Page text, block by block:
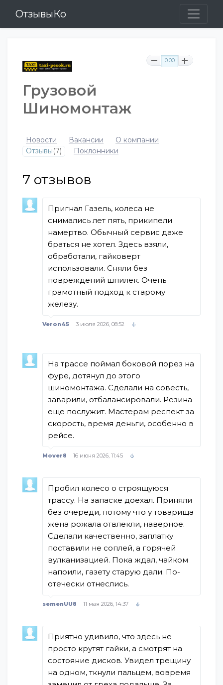
ОтзывыКо
0.00
Грузовой
Шиномонтаж
Новости Вакансии
О компании
Отзывы(7) Поклонники
7 отзывов
Пригнал Газель, колеса не
снимались лет пять, прикипели
намертво. Обычный сервис даже
браться не хотел. Здесь взяли,
обработали, гайковерт
использовали. Сняли без
повреждений шпилек. Очень
грамотный подход к старому
железу.
Veron45 3 июля 2026, 08:52
На трассе поймал боковой порез на
фуре, дотянул до этого
шиномонтажа. Сделали на совесть,
заварили, отбалансировали. Резина
еще послужит. Мастерам респект за
скорость, время деньги, особенно в
рейсе.
Mover8 16 июня 2026, 11:45
Пробил колесо о строящуюся
трассу. На запаске доехал. Приняли
без очереди, потому что у товарища
жена рожала отвлекли, наверное.
Сделали качественно, заплатку
поставили не соплей, а горячей
вулканизацией. Пока ждал, чайком
напоили, газету старую дали. По-
отечески отнеслись.
semenUU8 11 мая 2026, 14:37
Приятно удивило, что здесь не
просто крутят гайки, а смотрят на
состояние дисков. Увидел трещину
на одном, ткнули пальцем, вовремя